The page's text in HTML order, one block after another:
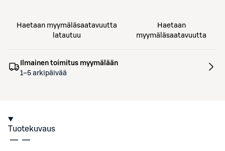
Haetaan myymäläsaatavuutta
latautuu
Haetaan
myymäläsaatavuutta
Ilmainen toimitus myymälään
1–5 arkipäivää
Tuotekuvaus